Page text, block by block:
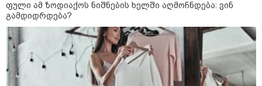
ფული ამ ზოდიაქოს ნიშნების ხელში აღმოჩნდება: ვინ
გამდიდრდება?